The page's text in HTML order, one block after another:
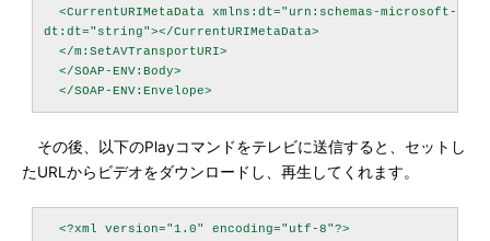
<CurrentURIMetaData xmlns:dt="urn:schemas-microsoft-
dt:dt="string"></CurrentURIMetaData>
  </m:SetAVTransportURI>
  </SOAP-ENV:Body>
その後、以下のPlayコマンドをテレビに送信すると、セットし
たURLからビデオをダウンロードし、再生してくれます。
  <?xml version="1.0" encoding="utf-8"?>